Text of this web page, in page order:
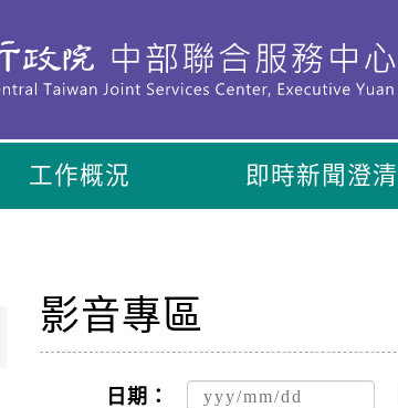
工作概況 即時新聞澄清
影音專區
日期：